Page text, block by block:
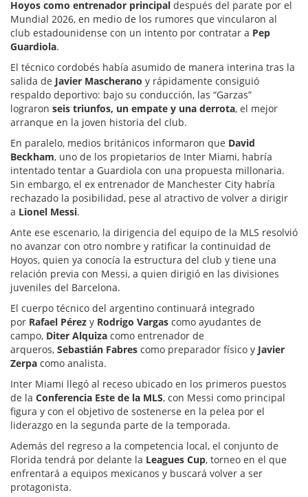
Hoyos como entrenador principal después del parate por el
Mundial 2026, en medio de los rumores que vincularon al
club estadounidense con un intento por contratar a Pep
Guardiola.
El técnico cordobés había asumido de manera interina tras la
salida de Javier Mascherano y rápidamente consiguió
respaldo deportivo: bajo su conducción, las “Garzas”
lograron seis triunfos, un empate y una derrota, el mejor
arranque en la joven historia del club.
En paralelo, medios británicos informaron que David
Beckham, uno de los propietarios de Inter Miami, habría
intentado tentar a Guardiola con una propuesta millonaria.
Sin embargo, el ex entrenador de Manchester City habría
rechazado la posibilidad, pese al atractivo de volver a dirigir
a Lionel Messi.
Ante ese escenario, la dirigencia del equipo de la MLS resolvió
no avanzar con otro nombre y ratificar la continuidad de
Hoyos, quien ya conocía la estructura del club y tiene una
relación previa con Messi, a quien dirigió en las divisiones
juveniles del Barcelona.
El cuerpo técnico del argentino continuará integrado
por Rafael Pérez y Rodrigo Vargas como ayudantes de
campo, Diter Alquiza como entrenador de
arqueros, Sebastián Fabres como preparador físico y Javier
Zerpa como analista.
Inter Miami llegó al receso ubicado en los primeros puestos
de la Conferencia Este de la MLS, con Messi como principal
figura y con el objetivo de sostenerse en la pelea por el
liderazgo en la segunda parte de la temporada.
Además del regreso a la competencia local, el conjunto de
Florida tendrá por delante la Leagues Cup, torneo en el que
enfrentará a equipos mexicanos y buscará volver a ser
protagonista.